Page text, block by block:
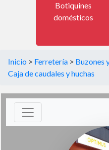
Botiquines
domésticos
Inicio > Ferretería > Buzones
Caja de caudales y huchas